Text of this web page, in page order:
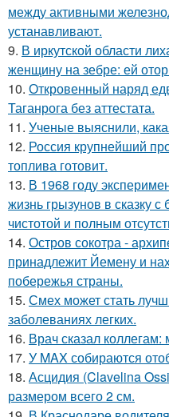
между активными
устанавливают.
9. В иркутской области
женщину на зебре: ей
10. Откровенный наряд
Таганрога без аттестата.
11. Ученые выяснили,
12. Россия крупнейший
топлива готовит.
13. В 1968 году
жизнь грызунов в сказку
чистотой и полным
14. Остров сокотра -
принадлежит Йемену и
побережья страны.
15. Смех может стать
заболеваниях легких.
16. Врач сказал
17. У MAX собираются
18. Асцидия (Clavelina
размером всего 2 см.